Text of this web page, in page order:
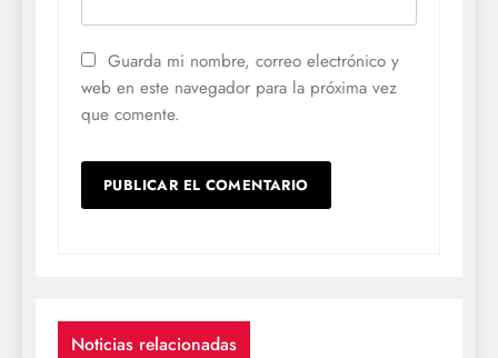
Guarda mi nombre, correo electrónico y
web en este navegador para la próxima vez
que comente.
Noticias relacionadas